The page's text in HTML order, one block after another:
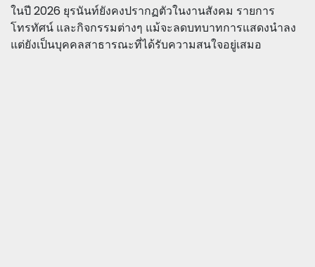
ในปี 2026 ยุรนันท์ยังคงปรากฏตัวในงานสังคม รายการ
โทรทัศน์ และกิจกรรมต่างๆ แม้จะลดบทบาทการแสดงนำลง
แต่ยังเป็นบุคคลสาธารณะที่ได้รับความสนใจอยู่เสมอ